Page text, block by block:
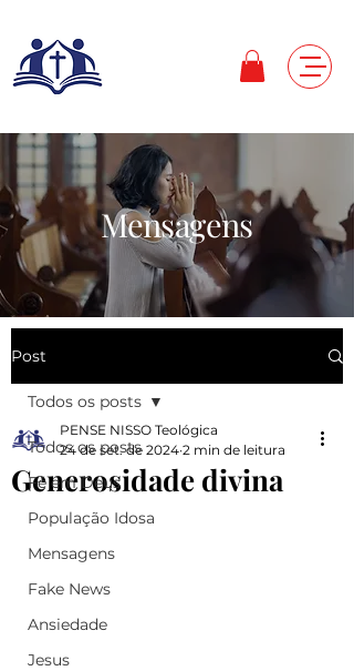
Mensagens
Post
Todos os posts
Fé em Deus
População Idosa
Mensagens
Fake News
Ansiedade
Jesus
Todos os posts
Generosidade divina
PENSE NISSO Teológica
24 de set. de 2024 2 min de leitura